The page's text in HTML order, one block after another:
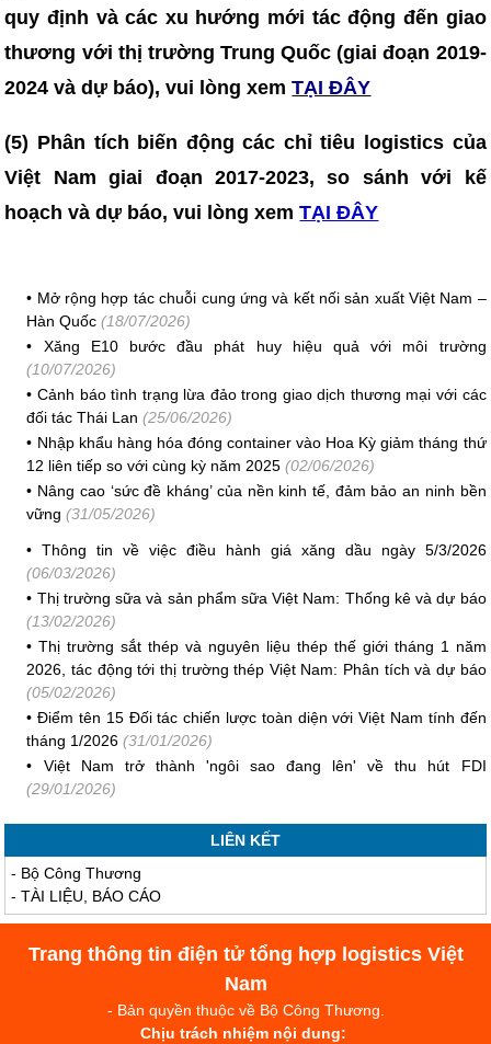
quy định và các xu hướng mới tác động đến giao
thương với thị trường Trung Quốc (giai đoạn 2019-
2024 và dự báo), vui lòng xemTẠI ĐÂY
(5) Phân tích biến động các chỉ tiêu logistics của
Việt Nam giai đoạn 2017-2023, so sánh với kế
hoạch và dự báo, vui lòng xemTẠI ĐÂY
• Mở rộng hợp tác chuỗi cung ứng và kết nối sản xuất Việt Nam –
Hàn Quốc (18/07/2026)
• Xăng E10 bước đầu phát huy hiệu quả với môi trường
(10/07/2026)
•Cảnh báo tình trạng lừa đảo trong giao dịch thương mại với các
đối tác Thái Lan (25/06/2026)
• Nhập khẩu hàng hóa đóng container vào Hoa Kỳ giảm tháng thứ
12 liên tiếp so với cùng kỳ năm 2025 (02/06/2026)
• Nâng cao ‘sức đề kháng’ của nền kinh tế, đảm bảo an ninh bền
vững (31/05/2026)
•Thông tin về việc điều hành giá xăng dầu ngày 5/3/2026
(06/03/2026)
• Thị trường sữa và sản phẩm sữa Việt Nam: Thống kê và dự báo
(13/02/2026)
•Thị trường sắt thép và nguyên liệu thép thế giới tháng 1 năm
2026, tác động tới thị trường thép Việt Nam: Phân tích và dự báo
(05/02/2026)
•Điểm tên 15 Đối tác chiến lược toàn diện với Việt Nam tính đến
tháng 1/2026 (31/01/2026)
• Việt Nam trở thành 'ngôi sao đang lên' về thu hút FDI
(29/01/2026)
LIÊN KẾT
- Bộ Công Thương
-TÀI LIỆU, BÁO CÁO
Trang thông tin điện tử tổng hợp logistics Việt
Nam
- Bản quyền thuộc về Bộ Công Thương.
Chịu trách nhiệm nội dung: